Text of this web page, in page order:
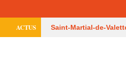
ACTUS Saint-Martial-de-